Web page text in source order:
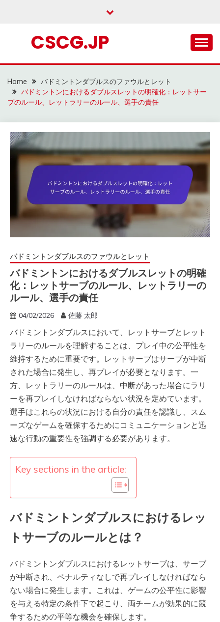
CSCG.JP
Home
バドミントンダブルスのファウルとレット
バドミントンにおけるダブルスレットの明確化：レットサー
ブのルール、レットラリーのルール、選手の責任
バドミントンダブルスのファウルとレット
バドミントンにおけるダブルスレットの明確
化：レットサーブのルール、レットラリーの
ルール、選手の責任
04/02/2026 佐藤 太郎
バドミントンダブルスにおいて、レットサーブとレット
ラリーのルールを理解することは、プレイ中の公平性を
維持するために重要です。レットサーブはサーブが中断
された場合に発生し、再プレイが必要となります。一
方、レットラリーのルールは、中断があった場合にラリ
ーを再プレイしなければならない状況を定めています。
選手はこれらの状況における自分の責任を認識し、スム
ーズなゲームを確保するためにコミュニケーションと迅
速な行動の重要性を強調する必要があります。
Key sections in the article:
バドミントンダブルスにおけるレッ
トサーブのルールとは？
バドミントンダブルスにおけるレットサーブは、サーブ
が中断され、ペナルティなしで再プレイしなければなら
ない場合に発生します。これは、ゲームの公平性に影響
を与える特定の条件下で起こり、両チームが効果的に競
争するための平等な機会を確保します。